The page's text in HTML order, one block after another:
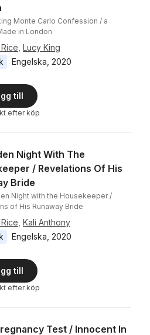
Monte Carlo Confession / a
in London
Lucy King
Engelska 2020
till
efter köp
Night With The
/ Revelations Of His
Bride
Night with the Housekeeper /
of His Runaway Bride
Kali Anthony
Engelska 2020
till
efter köp
Test / Innocent In